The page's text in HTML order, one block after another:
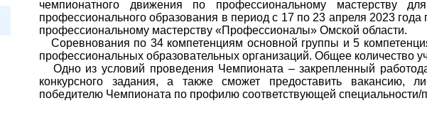
чемпионатного движения по профессиональному мастерству
профессионального образования в период с 17 по 23 апреля 2023
профессиональному мастерству «Профессионалы» Омской области.
Соревнования по 34 компетенциям основной группы и 5
профессиональных образовательных организаций. Общее количество
Одно из условий проведения Чемпионата – закрепленный
конкурсного задания, а также сможет предоставить вакансию,
победителю Чемпионата по профилю соответствующей специальности/